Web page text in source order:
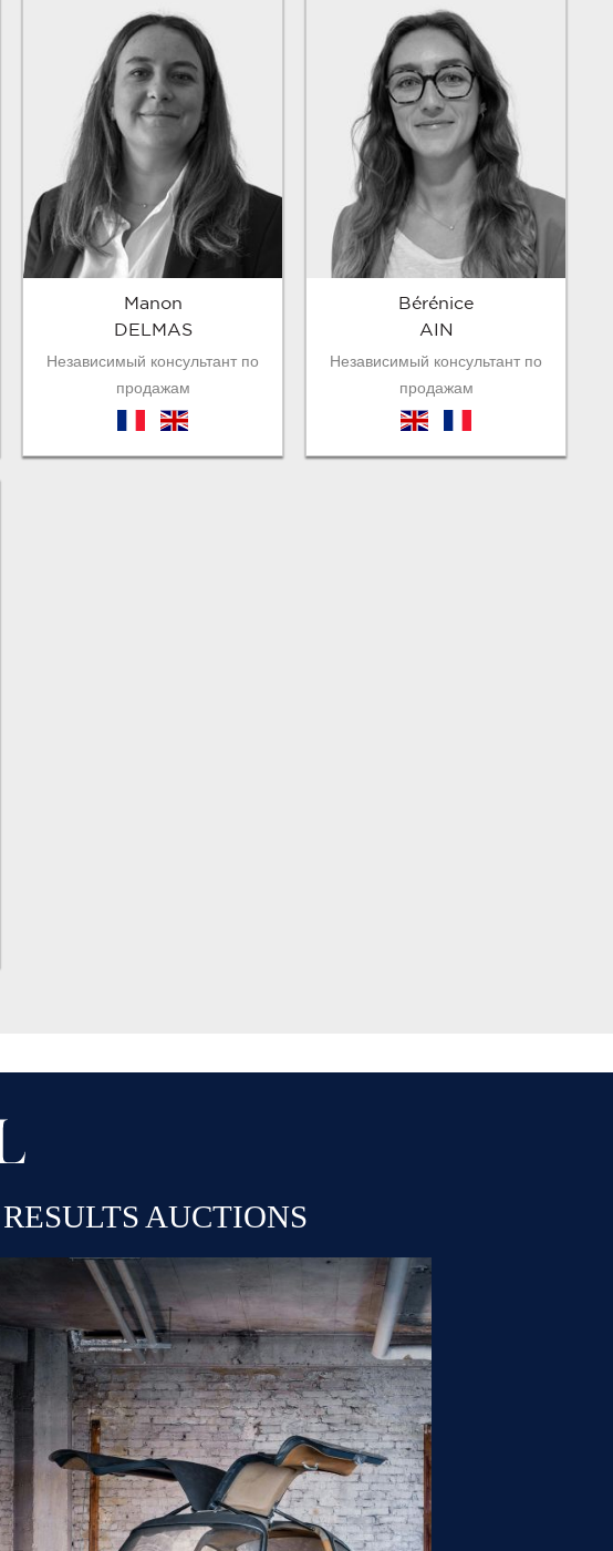
Manon
DELMAS
Независимый консультант по
продажам
en
Bérénice
AIN
Независимый консультант по
продажам
en
RESULTS AUCTIONS